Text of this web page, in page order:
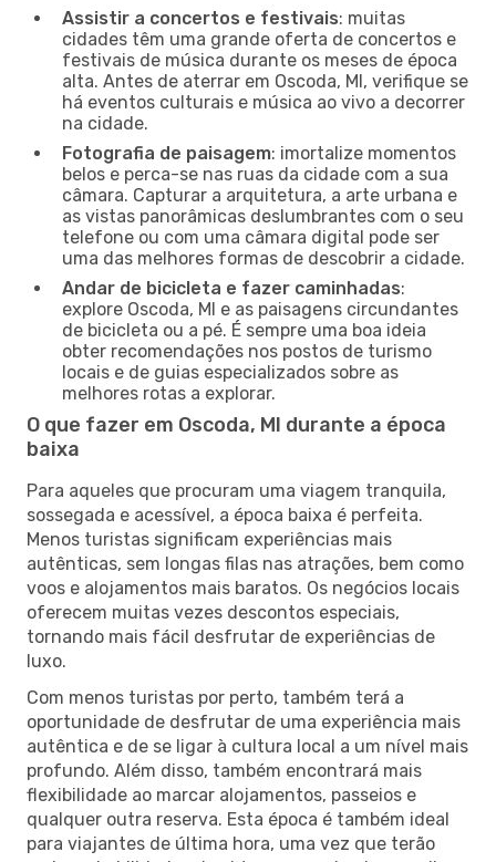
Assistir a concertos e festivais: muitas
cidades têm uma grande oferta de concertos e
festivais de música durante os meses de época
alta. Antes de aterrar em Oscoda, MI, verifique se
há eventos culturais e música ao vivo a decorrer
na cidade.
Fotografia de paisagem: imortalize momentos
belos e perca-se nas ruas da cidade com a sua
câmara. Capturar a arquitetura, a arte urbana e
as vistas panorâmicas deslumbrantes com o seu
telefone ou com uma câmara digital pode ser
uma das melhores formas de descobrir a cidade.
Andar de bicicleta e fazer caminhadas:
explore Oscoda, MI e as paisagens circundantes
de bicicleta ou a pé. É sempre uma boa ideia
obter recomendações nos postos de turismo
locais e de guias especializados sobre as
melhores rotas a explorar.
O que fazer em Oscoda, MI durante a época
baixa
Para aqueles que procuram uma viagem tranquila,
sossegada e acessível, a época baixa é perfeita.
Menos turistas significam experiências mais
autênticas, sem longas filas nas atrações, bem como
voos e alojamentos mais baratos. Os negócios locais
oferecem muitas vezes descontos especiais,
tornando mais fácil desfrutar de experiências de
luxo.
Com menos turistas por perto, também terá a
oportunidade de desfrutar de uma experiência mais
autêntica e de se ligar à cultura local a um nível mais
profundo. Além disso, também encontrará mais
flexibilidade ao marcar alojamentos, passeios e
qualquer outra reserva. Esta época é também ideal
para viajantes de última hora, uma vez que terão